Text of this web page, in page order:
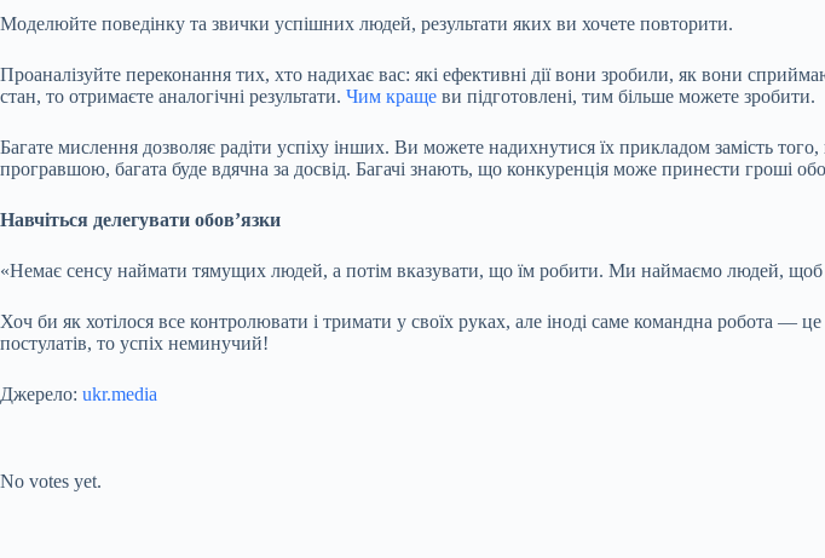
Моделюйте поведінку та звички успішних людей, результати яких ви хочете повторити.
Проаналізуйте переконання тих, хто надихає вас: які ефективні дії вони зробили, як вони
стан, то отримаєте аналогічні результати. Чим краще ви підготовлені, тим більше можете зробити.
Багате мислення дозволяє радіти успіху інших. Ви можете надихнутися їх прикладом замість
програвшою, багата буде вдячна за досвід. Багачі знають, що конкуренція може принести гроші
Навчіться делегувати обов’язки
«Немає сенсу наймати тямущих людей, а потім вказувати, що їм робити. Ми наймаємо людей,
Хоч би як хотілося все контролювати і тримати у своїх руках, але іноді саме командна робота
постулатів, то успіх неминучий!
Джерело: ukr.media
No votes yet.